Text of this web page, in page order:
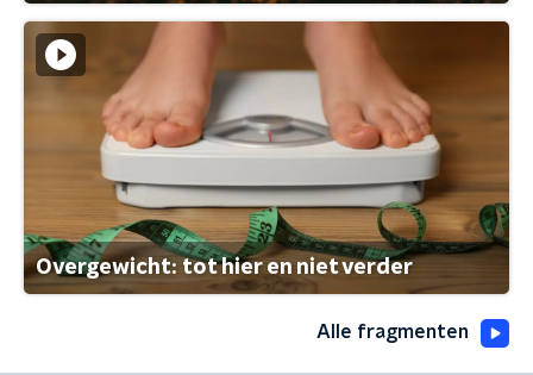
Overgewicht: tot hier en niet verder
Alle fragmenten